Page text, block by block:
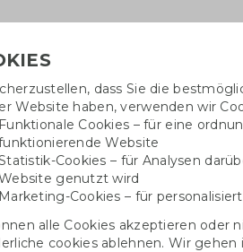
Tony’s Chocolonely Geschenk (4 Stück) | Tag der Pflege
dass Sie die
Website haben, verwenden wir
Funktionale Cookies – für eine
Website
Cookies – für Analysen
genutzt wird
Marketing-Cookies – für
alle Cookies akzeptieren oder
cookies ablehnen. Wir